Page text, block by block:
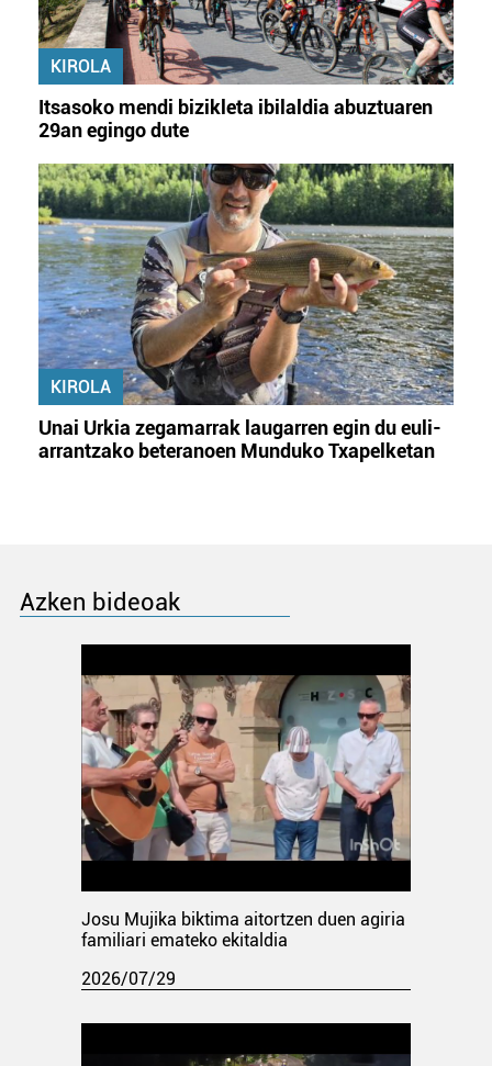
KIROLA
Itsasoko mendi bizikleta ibilaldia abuztuaren
29an egingo dute
KIROLA
Unai Urkia zegamarrak laugarren egin du euli-
arrantzako beteranoen Munduko Txapelketan
Azken bideoak
Josu Mujika biktima aitortzen duen agiria
familiari emateko ekitaldia
2026/07/29